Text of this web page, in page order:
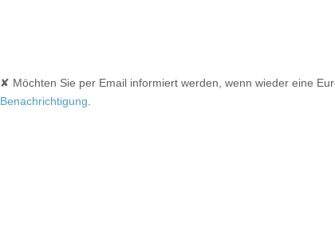
✘ Möchten Sie per Email informiert werden, wenn wieder eine
Benachrichtigung